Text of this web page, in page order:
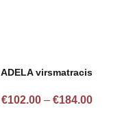
ADELA virsmatracis
€102.00 – €184.00